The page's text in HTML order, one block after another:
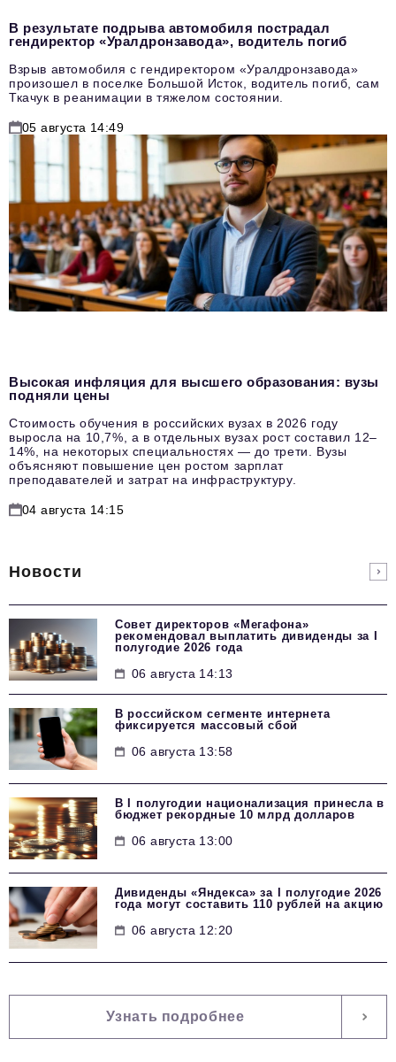
В результате подрыва автомобиля пострадал
гендиректор «Уралдронзавода», водитель погиб
Взрыв автомобиля с гендиректором «Уралдронзавода»
произошел в поселке Большой Исток, водитель погиб, сам
Ткачук в реанимации в тяжелом состоянии.
05 августа 14:49
Высокая инфляция для высшего образования: вузы
подняли цены
Стоимость обучения в российских вузах в 2026 году
выросла на 10,7%, а в отдельных вузах рост составил 12–
14%, на некоторых специальностях — до трети. Вузы
объясняют повышение цен ростом зарплат
преподавателей и затрат на инфраструктуру.
04 августа 14:15
Новости
Совет директоров «Мегафона»
рекомендовал выплатить дивиденды за I
полугодие 2026 года
06 августа 14:13
В российском сегменте интернета
фиксируется массовый сбой
06 августа 13:58
В I полугодии национализация принесла в
бюджет рекордные 10 млрд долларов
06 августа 13:00
Дивиденды «Яндекса» за I полугодие 2026
года могут составить 110 рублей на акцию
06 августа 12:20
Узнать подробнее